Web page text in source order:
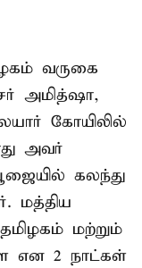
வருகை
அமித்ஷா,
கோயிலில்
அவர்
கலந்து
மத்திய
மற்றும்
என 2 நாட்கள்